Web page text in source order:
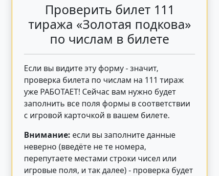
Проверить билет 111
тиража «Золотая подкова»
по числам в билете
Если вы видите эту форму - значит,
проверка билета по числам на 111 тираж
уже РАБОТАЕТ! Сейчас вам нужно будет
заполнить все поля формы в соответствии
с игровой карточкой в вашем билете.
Внимание: если вы заполните данные
неверно (введёте не те номера,
перепутаете местами строки чисел или
игровые поля, и так далее) - проверка будет